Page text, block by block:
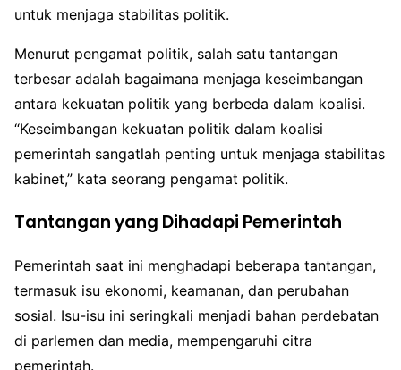
untuk menjaga stabilitas politik.
Menurut pengamat politik, salah satu tantangan
terbesar adalah bagaimana menjaga keseimbangan
antara kekuatan politik yang berbeda dalam koalisi.
“Keseimbangan kekuatan politik dalam koalisi
pemerintah sangatlah penting untuk menjaga stabilitas
kabinet,” kata seorang pengamat politik.
Tantangan yang Dihadapi Pemerintah
Pemerintah saat ini menghadapi beberapa tantangan,
termasuk isu ekonomi, keamanan, dan perubahan
sosial. Isu-isu ini seringkali menjadi bahan perdebatan
di parlemen dan media, mempengaruhi citra
pemerintah.